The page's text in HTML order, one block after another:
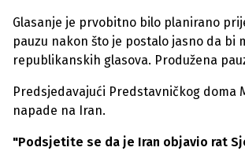
Glasanje je prvobitno bilo planirano
pauzu nakon što je postalo jasno da bi
republikanskih glasova. Produžena
Predsjedavajući Predstavničkog doma
napade na Iran.
"Podsjetite se da je Iran objavio rat